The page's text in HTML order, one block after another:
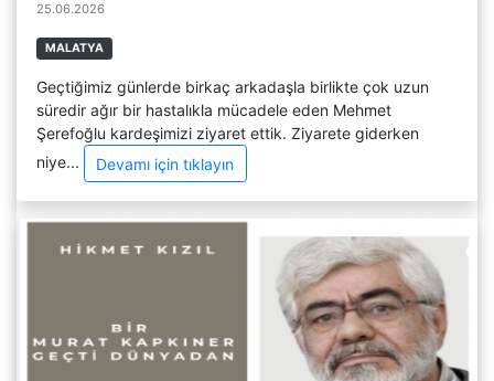
25.06.2026
MALATYA
Geçtiğimiz günlerde birkaç arkadaşla birlikte çok uzun
süredir ağır bir hastalıkla mücadele eden Mehmet
Şerefoğlu kardeşimizi ziyaret ettik. Ziyarete giderken
niye...
Devamı için tıklayın